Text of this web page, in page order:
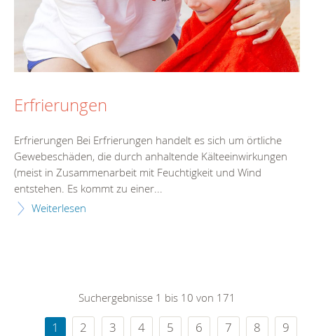
Erfrierungen
Erfrierungen Bei Erfrierungen handelt es sich um örtliche
Gewebeschäden, die durch anhaltende Kälteeinwirkungen
(meist in Zusammenarbeit mit Feuchtigkeit und Wind
entstehen. Es kommt zu einer...
Weiterlesen
Suchergebnisse 1 bis 10 von 171
1 2 3 4 5 6 7 8
9